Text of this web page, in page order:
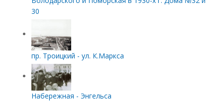
30
пр. Троицкий - ул. К.Маркса
Набережная - Энгельса